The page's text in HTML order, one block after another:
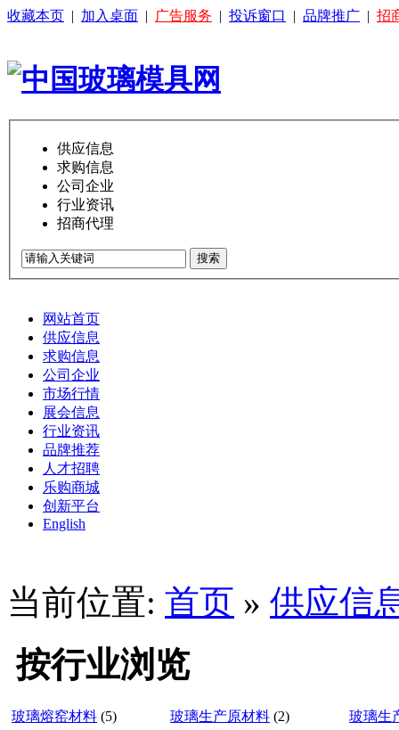
收藏本页 | 加入桌面 | 广告服务 | 投诉窗口 | 品牌推广 | 招
供应信息
求购信息
公司企业
行业资讯
招商代理
搜索
网站首页
供应信息
求购信息
公司企业
市场行情
展会信息
行业资讯
品牌推荐
人才招聘
乐购商城
创新平台
English
当前位置: 首页 » 供应信
按行业浏览
玻璃熔窑材料 (5) 玻璃生产原材料 (2)
玻璃生